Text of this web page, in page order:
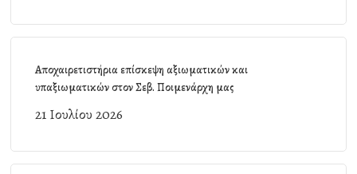
Αποχαιρετιστήρια επίσκεψη αξιωματικών και
υπαξιωματικών στον Σεβ. Ποιμενάρχη μας
21 Ιουλίου 2026